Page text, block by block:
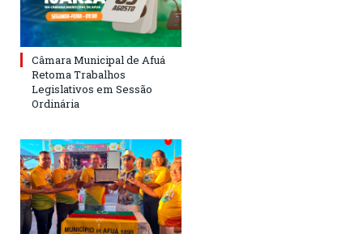
Câmara Municipal de Afuá
Retoma Trabalhos
Legislativos em Sessão
Ordinária